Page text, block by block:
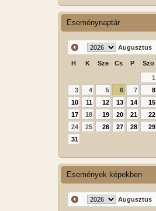
Eseménynaptár
Augusztus
H K Sze Cs P Szo
1
3
4 5 6 7 8
10
11 12 13 14 15
17
18 19 20 21 22
24
25 26 27 28 29
31
Események képekben
Augusztus